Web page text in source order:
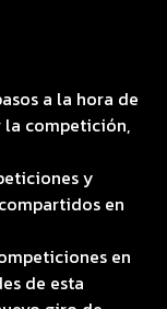
a la hora de
la competición,
y
en
en
de esta